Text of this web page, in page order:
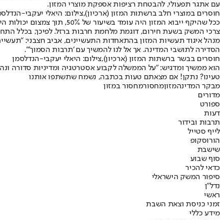
עם אתגר תפעולי, להבטחת רציפות אספקת מוצרי המזון.
חוסרים במוצרי חלב ברשתות המזון (ארכיון),צילום: היאלי יעקבי-
ככל שהיקף ייבוא המזון
צרכי המשק בשעת חירום, דוגמת מלחמת חרבות ברזל. לפיכך, בכלל התחומים,
מנהל איגוד תעשיות המזון בהתאחדות התעשיינים, אביב חצבני:
הסדירה לתושבי המדינה. אך אל לנו להמשיך עם 'תרבות הסמוך'".
חוסרים בבשר ברשתות המזון (ארכיון),צילום: היאלי יעקבי-הנדלסמן
הוא ממשיך ומדגיש: "על הממשלה לקבוע אסטרטגיה ומדיניות סדורה
טעינו? נתקן! אם מצאתם טעות בכתבה, נשמח שתשתפו אותנו
מבקר המדינהמזוןמחסורמחסור במזון
מדורים
ספורט
דעות
תרבות ובידור
לייף סטייל
הורוסקופ
שישבת
סוף שבוע
כדאי להכיר
סיפור המשק הישראלי
נדל"ן
ראשי
זמני כניסת וצאת השבת
מידע כללי